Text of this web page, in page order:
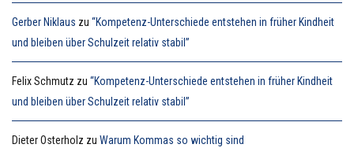
Gerber Niklaus zu “Kompetenz-Unterschiede entstehen in früher Kindheit
und bleiben über Schulzeit relativ stabil”
Felix Schmutz zu “Kompetenz-Unterschiede entstehen in früher Kindheit
und bleiben über Schulzeit relativ stabil”
Dieter Osterholz zu Warum Kommas so wichtig sind